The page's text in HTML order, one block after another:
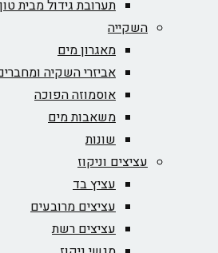
תערובת גידול מבית
השקייה
מאגרון מים
אביזרי השקיה
אוסמוזה הפוכה
משאבות מים
שונות
עציצים וניקוז
עציץ בד
עציצים מרובעים
עציצים רשת